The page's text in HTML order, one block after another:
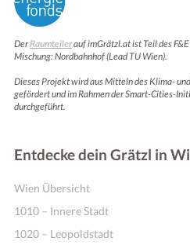
DerRaumteilerauf imGrätzl.at ist Teil des
Mischung: Nordbahnhof (Lead TU Wien).
Dieses Projekt wird aus Mitteln des Klima-
gefördert und im Rahmen der Smart-Cities-
durchgeführt.
Entdecke dein Grätzl in
Wien Übersicht
1010 – Innere Stadt
1020 – Leopoldstadt